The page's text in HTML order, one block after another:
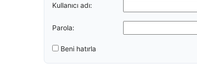
Kullanıcı adı:
Parola:
Beni hatırla